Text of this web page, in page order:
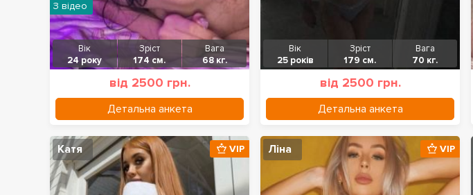
Вік
24 року
Зріст
174 см.
Вага
68 кг.
від 2500 грн.
Детальна анкета
З відео
Вік
25 років
Зріст
179 см.
Вага
70 кг.
від 2500 грн.
Детальна анкета
Катя VIP Ліна VIP